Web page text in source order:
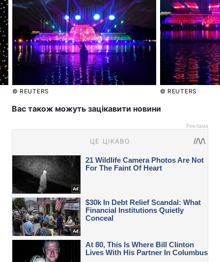
© REUTERS © REUTERS
Вас також можуть зацікавити новини
Реклама